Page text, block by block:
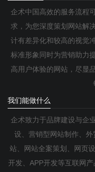
企术中国高效的服务流程
求，为您深度策划网站解
计有差异化和较高的视觉
标准形象同时为营销助力
高用户体验的网站，尽显
我们能做什么
企术致力于品牌建设与企
设、营销型网站制作、
站、网站全案策划、网页
开发、APP开发等互联网